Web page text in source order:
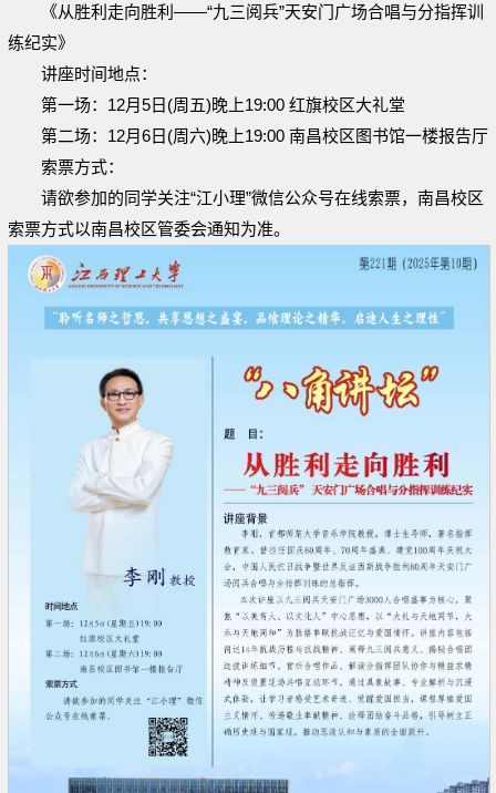
《从胜利走向胜利——“九三阅兵”天安门广场合唱与分指挥训
练纪实》
讲座时间地点：
第一场：12月5日(周五)晚上19:00 红旗校区大礼堂
第二场：12月6日(周六)晚上19:00 南昌校区图书馆一楼报告厅
索票方式：
请欲参加的同学关注“江小理”微信公众号在线索票，南昌校区
索票方式以南昌校区管委会通知为准。